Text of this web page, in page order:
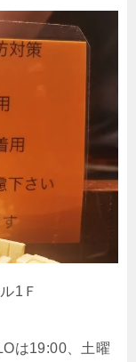
1Ｆ
は19:00、土曜